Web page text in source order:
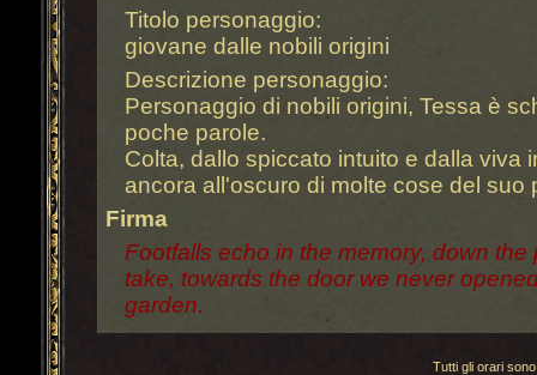
Titolo personaggio:
giovane dalle nobili origini
Descrizione personaggio:
Personaggio di nobili origini, Tessa è
poche parole.
Colta, dallo spiccato intuito e dalla viva
ancora all'oscuro di molte cose del suo
Firma
Footfalls echo in the memory, down
take, towards the door we never
garden.
Tutti gli orari